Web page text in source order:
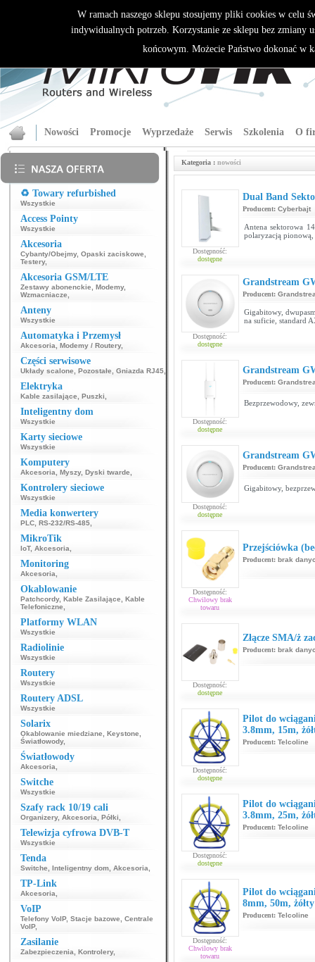
Nowości Promocje Wyprzedaże Serwis Szkolenia O
♻️ Towary refurbished
Wszystkie
Access Pointy
Wszystkie
Akcesoria
Cybanty/Obejmy, Opaski zaciskowe
Testery,
Akcesoria GSM/LTE
Zestawy abonenckie Modemy,
Wzmacniacze
Anteny
Wszystkie
Automatyka i Przemysł
Akcesoria Modemy / Routery,
Części serwisowe
Układy scalone Pozostałe Gniazda RJ45
Elektryka
Kable zasilające Puszki
Inteligentny dom
Wszystkie
Karty sieciowe
Wszystkie
Komputery
Akcesoria Myszy, Dyski twarde
Kontrolery sieciowe
Wszystkie
Media konwertery
PLC RS-232/RS-485
MikroTik
IoT, Akcesoria
Monitoring
Akcesoria
Okablowanie
Patchcordy, Kable Zasilające
Kable
Telefoniczne
Platformy WLAN
Wszystkie
Radiolinie
Wszystkie
Routery
Wszystkie
Routery ADSL
Wszystkie
Solarix
Okablowanie miedziane Keystone
Światłowody,
Światłowody
Akcesoria
Switche
Wszystkie
Szafy rack 10/19 cali
Organizery, Akcesoria Półki
Telewizja cyfrowa DVB-T
Wszystkie
Tenda
Switche Inteligentny dom Akcesoria
TP-Link
Akcesoria
VoIP
Telefony VoIP, Stacje bazowe
Centrale
VoIP,
Zasilanie
Zabezpieczenia Kontrolery,
Kategoria : nowości
Dostępność:
dostępne
Dual Band
Producent: Cyberbajt
Antena sektorowa
polaryzacją pionową,
Dostępność:
dostępne
Grandstream
Producent:
Gigabitowy,
na suficie, standard
Dostępność:
dostępne
Grandstream
Producent:
Bezprzewodowy,
Dostępność:
dostępne
Grandstream
Producent:
Gigabitowy,
Dostępność:
Chwilowy brak
towaru
Przejściówka
Producent: brak
Dostępność:
dostępne
Złącze SMA/ż
Producent: brak
Dostępność:
dostępne
Pilot do
3.8mm, 15m,
Producent: Telcoline
Dostępność:
dostępne
Pilot do
3.8mm, 25m,
Producent: Telcoline
Dostępność:
Chwilowy brak
towaru
Pilot do
8mm, 50m, żółty
Producent: Telcoline
W ramach naszego sklepu stosujemy pliki cookies w celu
indywidualnych potrzeb. Korzystanie ze sklepu bez zmiany
końcowym. Możecie Państwo dokonać w